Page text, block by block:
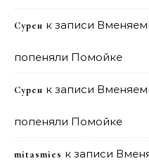
Сурен к записи
попеняли Помойке
Сурен к записи
попеняли Помойке
mitasmies к записи